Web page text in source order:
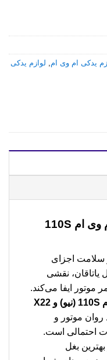
یدکی ام وی ام, لوازم یدکی
بغل یاتاقان ام وی ام 110S
سلامت اجزای
یاتاقان، نقشی
موتور ایفا می‌کند.
خرید بغل یاتاقان ام وی ام 110S (نیو) و X22
روان موتور و
احتمالی است.
بغل